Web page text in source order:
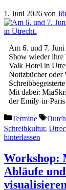
1. Juni 2026 von
Am 6. und 7.
Show wieder ihre
Valk Hotel in
Notizbücher oder
Mit dabei:
der Emily-in-
Kategorien
Termine
Schreibkultur,
hinterlassen
Workshop:
Abläufe
visualisieren